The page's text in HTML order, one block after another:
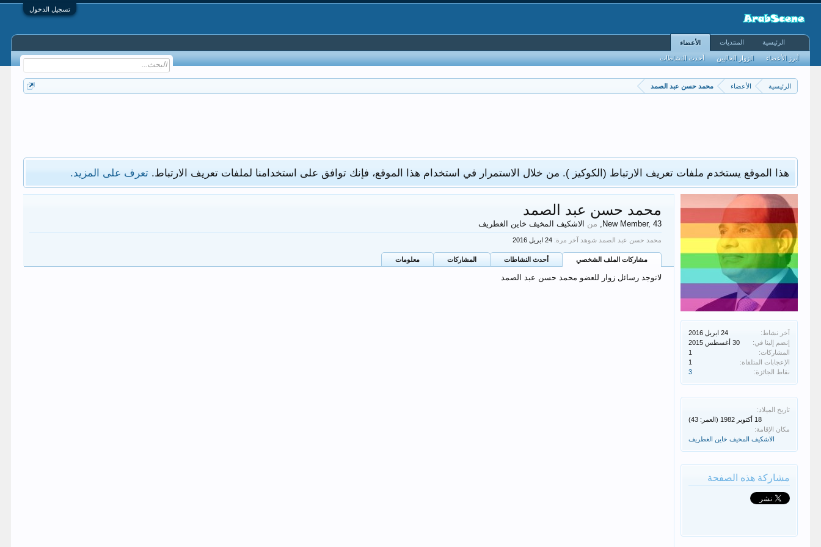
تسجيل الدخول
الرئيسية الأعضاء محمد حسن عبد الصمد
هذا الموقع يستخدم ملفات تعريف الارتباط (الكوكيز ). من خلال الاستمرار في استخدام هذا الموقع، فإنك توافق على استخدامنا لملفات تعريف الارتباط.تعرف على المزيد.
آخر نشاط:
‏24 ابريل 2016
إنضم إلينا في:
‏30 أغسطس 2015
المشاركات:
1
الإعجابات المتلقاة:
1
نقاط الجائزة:
3
تاريخ الميلاد:
‏18 أكتوبر 1982
(العمر: 43)
مكان الإقامة:
الاشكيف المخيف خاين الغطريف
مشاركة هذه الصفحة
محمد حسن عبد الصمد
New Member, 43, من الاشكيف المخيف خاين الغطريف
محمد حسن عبد الصمد شوهد آخر مرة: ‏24 ابريل 2016
مشاركات الملف الشخصي أحدث النشاطات المشاركات معلومات
لاتوجد رسائل زوار للعضو محمد حسن عبد الصمد
الرئيسية المنتديات الأعضاء
أبرز الأعضاء الزوار الحاليين أحدث النشاطات